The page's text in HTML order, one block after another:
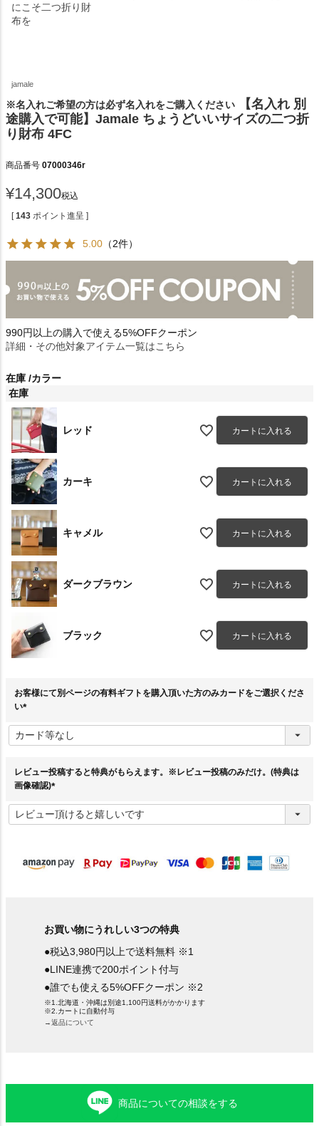
にこそ二つ折り財
布を
jamale
※名入れご希望の方は必ず名入れをご購入ください
【名入れ 別
途購入で可能】Jamale ちょうどいいサイズの二つ折
り財布 4FC
商品番号 07000346r
¥14,300税込
[ 143 ポイント進呈 ]
5.00 （2件）
990円以上の購入で使える5%OFFクーポン
詳細・その他対象アイテム一覧はこちら
在庫 カラー
在庫
レッド カートに入れる
カーキ カートに入れる
キャメル カートに入れる
ダークブラウン カートに入れる
ブラック カートに入れる
お客様にて別ページの有料ギフトを購入頂いた方のみカードをご選択くださ
い
必
須
レビュー投稿すると特典がもらえます。※レビュー投稿のみだけ。(特典は
画像確認)
必
須
お買い物にうれしい3つの特典
●税込3,980円以上で送料無料 ※1
●LINE連携で200ポイント付与
●誰でも使える5%OFFクーポン ※2
※1.北海道・沖縄は別途1,100円送料がかかります
※2.カートに自動付与
→返品について
商品についての相談をする